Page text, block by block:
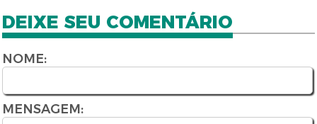
DEIXE SEU COMENTÁRIO
NOME:
MENSAGEM: